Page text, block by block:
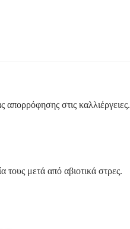
απορρόφησης στις καλλιέργειες.
τους μετά από αβιοτικά στρες.